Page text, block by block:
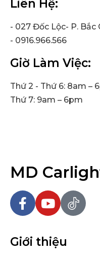
Liên Hệ:
- 027 Đốc Lộc- P. Bắc
- 0916.966.566
Giờ Làm Việc:
Thứ 2 - Thứ 6: 8am –
Thứ 7: 9am – 6pm
MD
Giới thiệu